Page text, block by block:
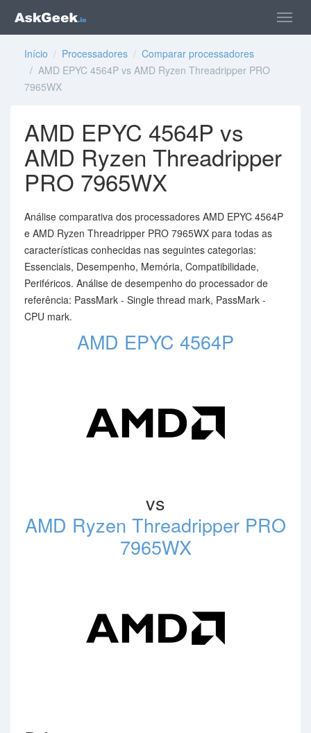
Início / Processadores / Comparar processadores
/ AMD EPYC 4564P vs AMD Ryzen Threadripper PRO
7965WX
AMD EPYC 4564P vs
AMD Ryzen Threadripper
PRO 7965WX
Análise comparativa dos processadores AMD EPYC 4564P
e AMD Ryzen Threadripper PRO 7965WX para todas as
características conhecidas nas seguintes categorias:
Essenciais, Desempenho, Memória, Compatibilidade,
Periféricos. Análise de desempenho do processador de
referência: PassMark - Single thread mark, PassMark -
CPU mark.
AMD EPYC 4564P
vs
AMD Ryzen Threadripper PRO
7965WX